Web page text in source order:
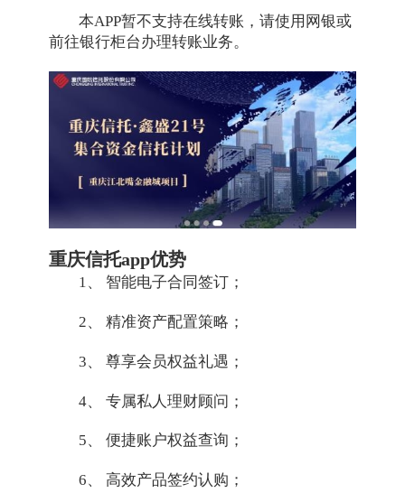
本APP暂不支持在线转账，请使用网银或
前往银行柜台办理转账业务。
重庆信托app优势
1、 智能电子合同签订；
2、 精准资产配置策略；
3、 尊享会员权益礼遇；
4、 专属私人理财顾问；
5、 便捷账户权益查询；
6、 高效产品签约认购；